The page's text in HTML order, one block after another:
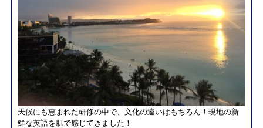
天候にも恵まれた研修の中で、文化の違いはもちろん！現地の新
鮮な英語を肌で感じてきました！